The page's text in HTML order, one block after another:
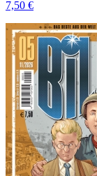
7,50 €